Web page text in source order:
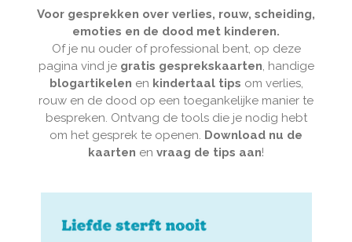
Voor gesprekken over verlies, rouw, scheiding,
emoties en de dood met kinderen.
Of je nu ouder of professional bent, op deze
pagina vind je gratis gesprekskaarten, handige
blogartikelen en kindertaal tips om verlies,
rouw en de dood op een toegankelijke manier te
bespreken. Ontvang de tools die je nodig hebt
om het gesprek te openen. Download nu de
kaarten en vraag de tips aan!